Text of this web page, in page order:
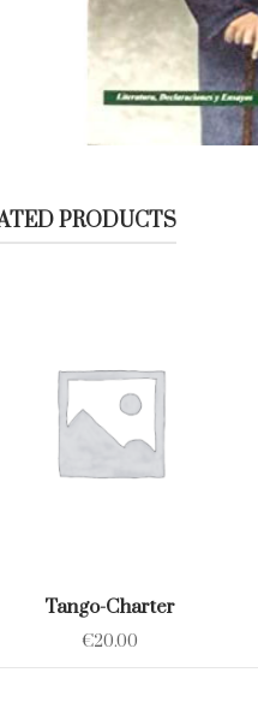
PRODUCTS
Tango-Charter
€20.00